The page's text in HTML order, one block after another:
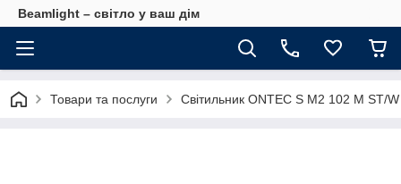
Beamlight – світло у ваш дім
Товари та послуги Світильник ONTEC S M2 102 M ST/